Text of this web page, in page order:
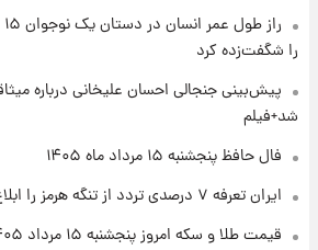
۱ روز پیش
۱ روز پیش
را شگفت‌زده کرد
پیش‌بینی جنجالی احسان علیخانی درباره
شد+فیلم
فال حافظ پنجشنبه ۱۵ مرداد ماه ۱۴۰۵
ایران تعرفه ۷ درصدی تردد از تنگه هرمز را ابلاغ کرد
قیمت طلا و سکه امروز پنجشنبه ۱۵ مرداد ۱۴۰۵